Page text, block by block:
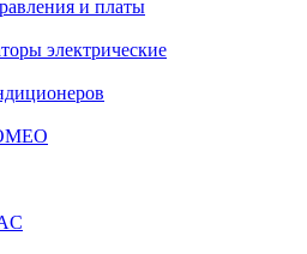
и платы
электрические